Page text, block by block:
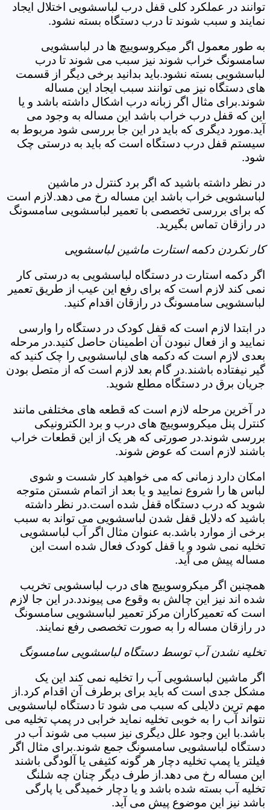
توانند در عملکرد کلی قفل درب لباسشویی اختلال ایجاد
نمایند و سبب شوند تا درب دستگاه بسته نشود.
به طور معمول اگر میکروسوییچ ها در لباسشویی
سامسونگ خراب شوند نیز سبب می شوند تا درب
لباسشویی بسته نشود.باید بدانید برخی دیگر از قسمت
های دستگاه نیز می توانند سبب ایجاد این مساله
شوند.برای مثال اگر زبانه درب اشکال داشته باشد و یا
این که قفل درب خراب باشد این مساله به وجود می
آید.مورد دیگری که باید در این جا بررسی شود مربوط به
سیستم قفل درب دستگاه است که باید به درستی چک
شود.
در نظر داشته باشید که اگر برد کنترل در ماشین
لباسشویی خراب باشد این مساله رخ می دهد.لازم است
که برای بررسی تخصصی با تعمیر لباسشویی سامسونگ
در رازقان تماس بگیرید.
کار نکردن دکمه استارت ماشین لباسشویی
اگر دکمه استارت در دستگاه لباسشویی به درستی کار
نمی کند لازم است که برای رفع این عیب از طریق تعمیر
لباسشویی سامسونگ در رازقان اقدام کنید.
در ابتدا لازم است که قفل کودک در دستگاه را وارسی
نمایید و از فعال نبودن آن اطمینان حاصل کنید.در مرحله
بعدی لازم است که دکمه های لباسشویی را چک کنید که
گیر نیفتاده باشند.در گام بعد لازم است که از متصل بودن
جریان برق در دستگاه مطلع شوید.
در آخرین مرحله لازم است که قطعه های مختلفی مانند
کنترل پنل میکروسوییچ های درب و برد الکترونیکی
بررسی شوند.در صورتی که هر یک از این قطعات خراب
باشند لازم است که عوض شوند.
امکان دارد زمانی که می خواهید کار شست و شوی
لباس ها را شروع نمایید و یا بعد از اتمام شستن متوجه
شوید که درب دستگاه قفل شده است.در نظر داشته
باشید که دلایل قفل شدن لباسشویی می تواند به سبب
برخی از موارد باشد.به عنوان مثال اگر آب لباسشویی
تخلیه نمی شود و یا قفل کودک فعال شده است این
مساله پیش می آید.
همچنین اگر میکروسوییچ های درب لباسشویی تخریب
شده اند نیز این چالش به وقوع می پیوندد.در این جا لازم
است که تعمیرکاران مرکز تعمیر لباسشویی سامسونگ
در رازقان مساله را به صورت تخصصی رفع نمایند.
تخلیه نشدن آب توسط دستگاه لباسشویی سامسونگ
اگر ماشین لباسشویی آب را تخلیه نمی کند این یک
مشکل جدی است که باید برای برطرف آن اقدام کرد.از
مهم ترین دلایلی که سبب می شود تا دستگاه لباسشویی
نتواند آب را به خوبی تخلیه نماید خرابی در پمپ تخلیه می
باشد.با این وجود علل دیگری نیز سبب می شوند آب در
دستگاه لباسشویی سامسونگ جمع شوند.برای مثال اگر
فیلتر یا پمپ تخلیه دچار هر گونه کثیفی یا آلودگی باشند
این مساله رخ می دهد.از طرف دیگر چنان چه شلنگ
تخلیه آب بسته شده باشد و یا دچار خمیدگی یا پارگی
باشد نیز این موضوع پیش می آید.